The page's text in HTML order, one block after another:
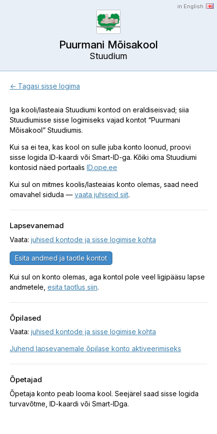
in English
Puurmani Mõisakool
Stuudium
← Tagasi sisse logima
Iga kooli/lasteaia Stuudiumi kontod on eraldiseisvad; siia
Stuudiumisse sisse logimiseks vajad kontot “Puurmani
Mõisakool” Stuudiumis.
Kui sa ei tea, kas kool on sulle juba konto loonud, proovi
sisse logida ID-kaardi või Smart-ID-ga. Kõiki oma Stuudiumi
kontosid näed portaalis ID.ope.ee
Kui sul on mitmes koolis/lasteaias konto olemas, saad need
omavahel siduda — vaata juhiseid siit.
Lapsevanemad
Vaata: juhised kontode ja sisse logimise kohta
Esita andmed ja taotle kontot
Kui sul on konto olemas, aga kontol pole veel ligipääsu lapse
andmetele, esita taotlus siin.
Õpilased
Vaata: juhised kontode ja sisse logimise kohta
Juhend lapsevanemale õpilase konto aktiveerimiseks
Õpetajad
Õpetaja konto peab looma kool. Seejärel saad sisse logida
turvavõtme, ID-kaardi või Smart-IDga.